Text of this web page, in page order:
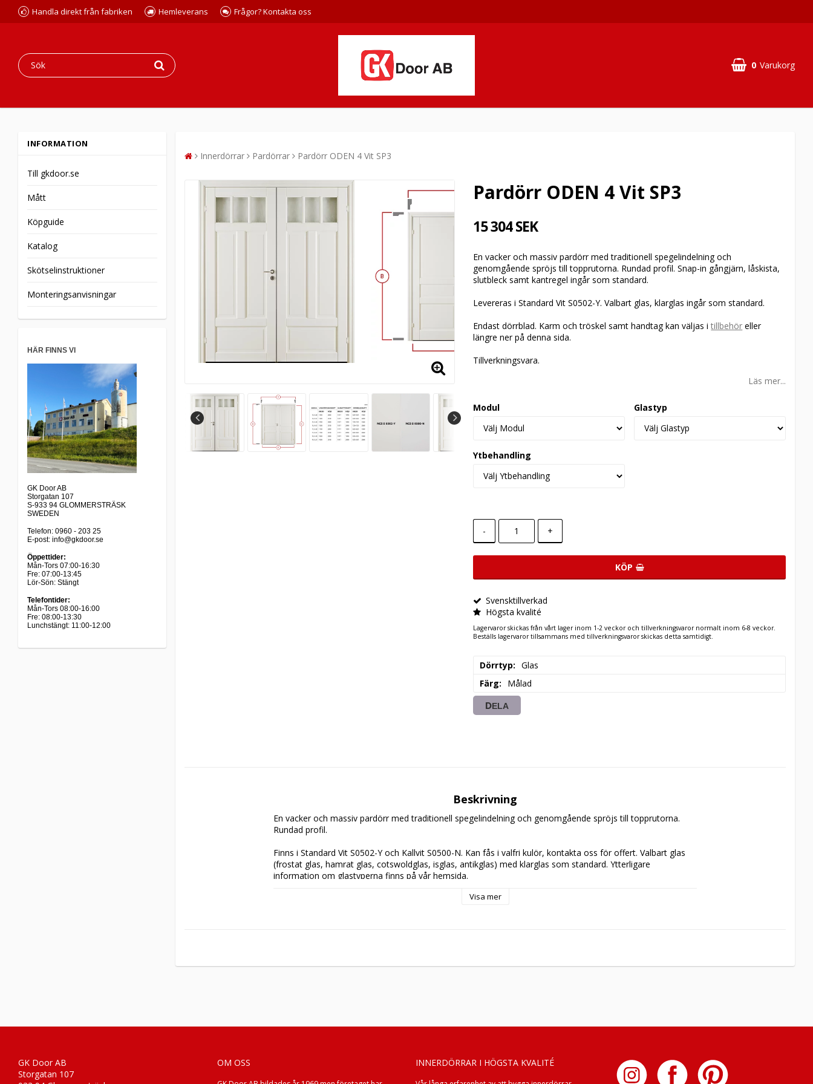
Handla direkt från fabriken Hemleverans Frågor? Kontakta oss
0 Varukorg
INFORMATION
Till gkdoor.se
Mått
Köpguide
Katalog
Skötselinstruktioner
Monteringsanvisningar
HÄR FINNS VI
GK Door AB
Storgatan 107
S-933 94 GLOMMERSTRÄSK
SWEDEN
Telefon: 0960 - 203 25
E-post: info@gkdoor.se
Öppettider:
Mån-Tors 07:00-16:30
Fre: 07:00-13:45
Lör-Sön: Stängt
Telefontider:
Mån-Tors 08:00-16:00
Fre: 08:00-13:30
Lunchstängt: 11:00-12:00
Innerdörrar Pardörrar Pardörr ODEN 4 Vit SP3
Pardörr ODEN 4 Vit SP3
15 304 SEK
En vacker och massiv pardörr med traditionell spegelindelning och
genomgående spröjs till topprutorna. Rundad profil. Snap-in gångjärn, låskista,
slutbleck samt kantregel ingår som standard.
Levereras i Standard Vit S0502-Y. Valbart glas, klarglas ingår som standard.
Endast dörrblad. Karm och tröskel samt handtag kan väljas itillbehör eller
längre ner på denna sida.
Tillverkningsvara.
Läs mer...
Modul Glastyp
Ytbehandling
- +
KÖP
Svensktillverkad
Högsta kvalité
Lagervaror skickas från vårt lager inom 1-2 veckor och tillverkningsvaror normalt inom 6-8 veckor.
Beställs lagervaror tillsammans med tillverkningsvaror skickas detta samtidigt.
Dörrtyp
Glas
Färg
Målad
DELA
Beskrivning
En vacker och massiv pardörr med traditionell spegelindelning och genomgående spröjs till topprutorna.
Rundad profil.
Finns i Standard Vit S0502-Y och Kallvit S0500-N. Kan fås i valfri kulör, kontakta oss för offert. Valbart glas
(frostat glas, hamrat glas, cotswoldglas, isglas, antikglas) med klarglas som standard. Ytterligare
information om glastyperna finns på vår hemsida.
4st snap-in gångjärn, låskista, slutbleck samt kantregel ingår som standard. Beslagen finns beskrivna
Visa mer
GK Door AB
Storgatan 107
OM OSS INNERDÖRRAR I HÖGSTA KVALITÉ